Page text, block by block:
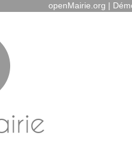
openMairie.org |